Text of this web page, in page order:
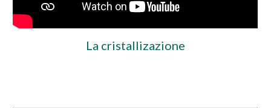
La cristallizazione